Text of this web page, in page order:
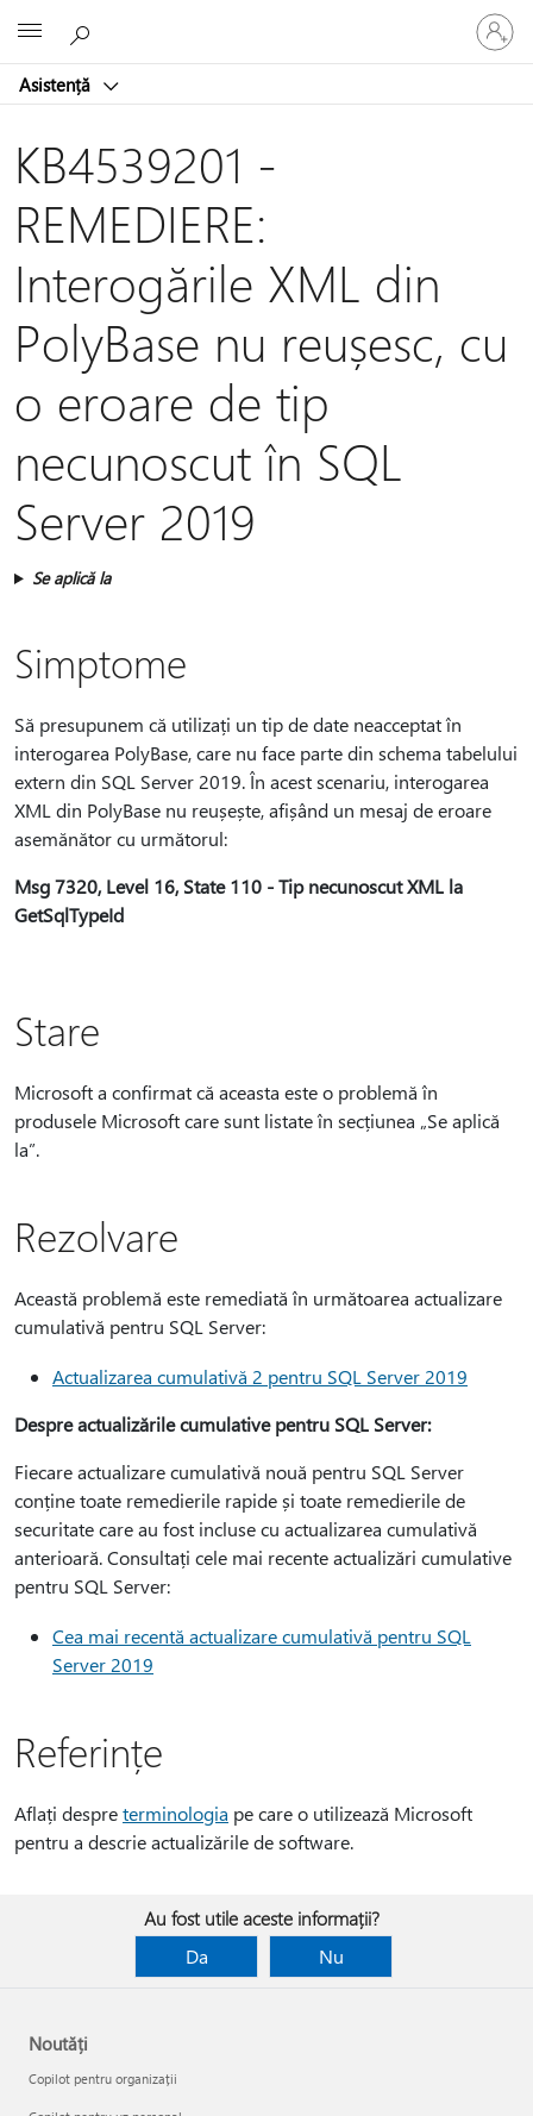
Asistență
vă
la
dvs.
KB4539201 -
REMEDIERE:
Interogările XML din
PolyBase nu reușesc, cu
o eroare de tip
necunoscut în SQL
Server 2019
Se aplică la
Simptome
Să presupunem că utilizați un tip de date neacceptat în
interogarea PolyBase, care nu face parte din schema tabelului
extern din SQL Server 2019. În acest scenariu, interogarea
XML din PolyBase nu reușește, afișând un mesaj de eroare
asemănător cu următorul:
Msg 7320, Level 16, State 110 - Tip necunoscut XML la
GetSqlTypeId
Stare
Microsoft a confirmat că aceasta este o problemă în
produsele Microsoft care sunt listate în secțiunea „Se aplică
la”.
Rezolvare
Această problemă este remediată în următoarea actualizare
cumulativă pentru SQL Server:
Actualizarea cumulativă 2 pentru SQL Server 2019
Despre actualizările cumulative pentru SQL Server:
Fiecare actualizare cumulativă nouă pentru SQL Server
conține toate remedierile rapide și toate remedierile de
securitate care au fost incluse cu actualizarea cumulativă
anterioară. Consultați cele mai recente actualizări cumulative
pentru SQL Server:
Cea mai recentă actualizare cumulativă pentru SQL
Server 2019
Referințe
Aflați despreterminologia pe care o utilizează Microsoft
pentru a descrie actualizările de software.
Au fost utile aceste informații?
Da
Nu
Noutăți
Copilot pentru organizații